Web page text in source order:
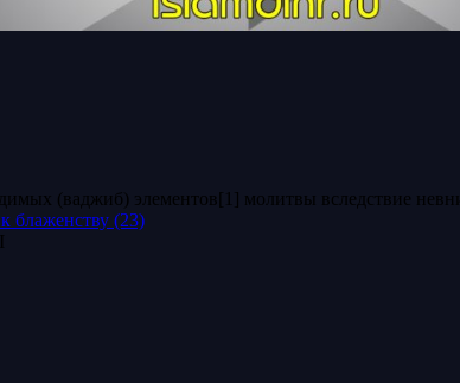
(ваджиб) элементов[1] молитвы вследствие
блаженству (23)